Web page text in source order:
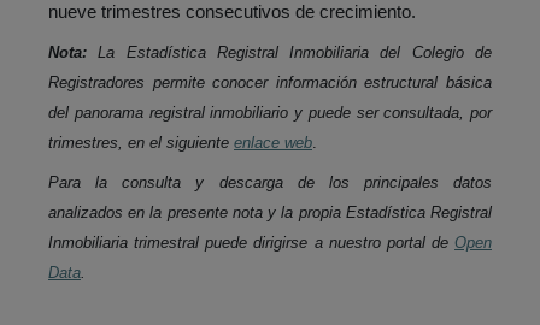
nueve trimestres consecutivos de crecimiento.
Nota:La Estadística Registral Inmobiliaria del Colegio de
Registradores permite conocer información estructural básica
del panorama registral inmobiliario y puede ser consultada, por
trimestres, en el siguiente enlace web
Para la consulta y descarga de los principales datos
analizados en la presente nota y la propia Estadística Registral
Inmobiliaria trimestral puede dirigirse a nuestro portal de Open
Data